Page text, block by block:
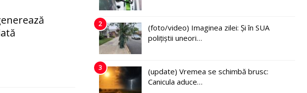
2
(foto/video) Imaginea zilei: Și în SUA
polițiștii uneori…
3
(update) Vremea se schimbă brusc:
Canicula aduce…